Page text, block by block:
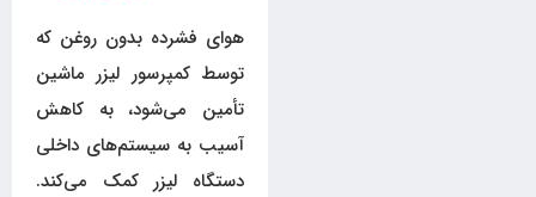
هوای فشرده بدون روغن که
توسط کمپرسور لیزر ماشین
تأمین می‌شود، به کاهش
آسیب به سیستم‌های داخلی
دستگاه لیزر کمک می‌کند.